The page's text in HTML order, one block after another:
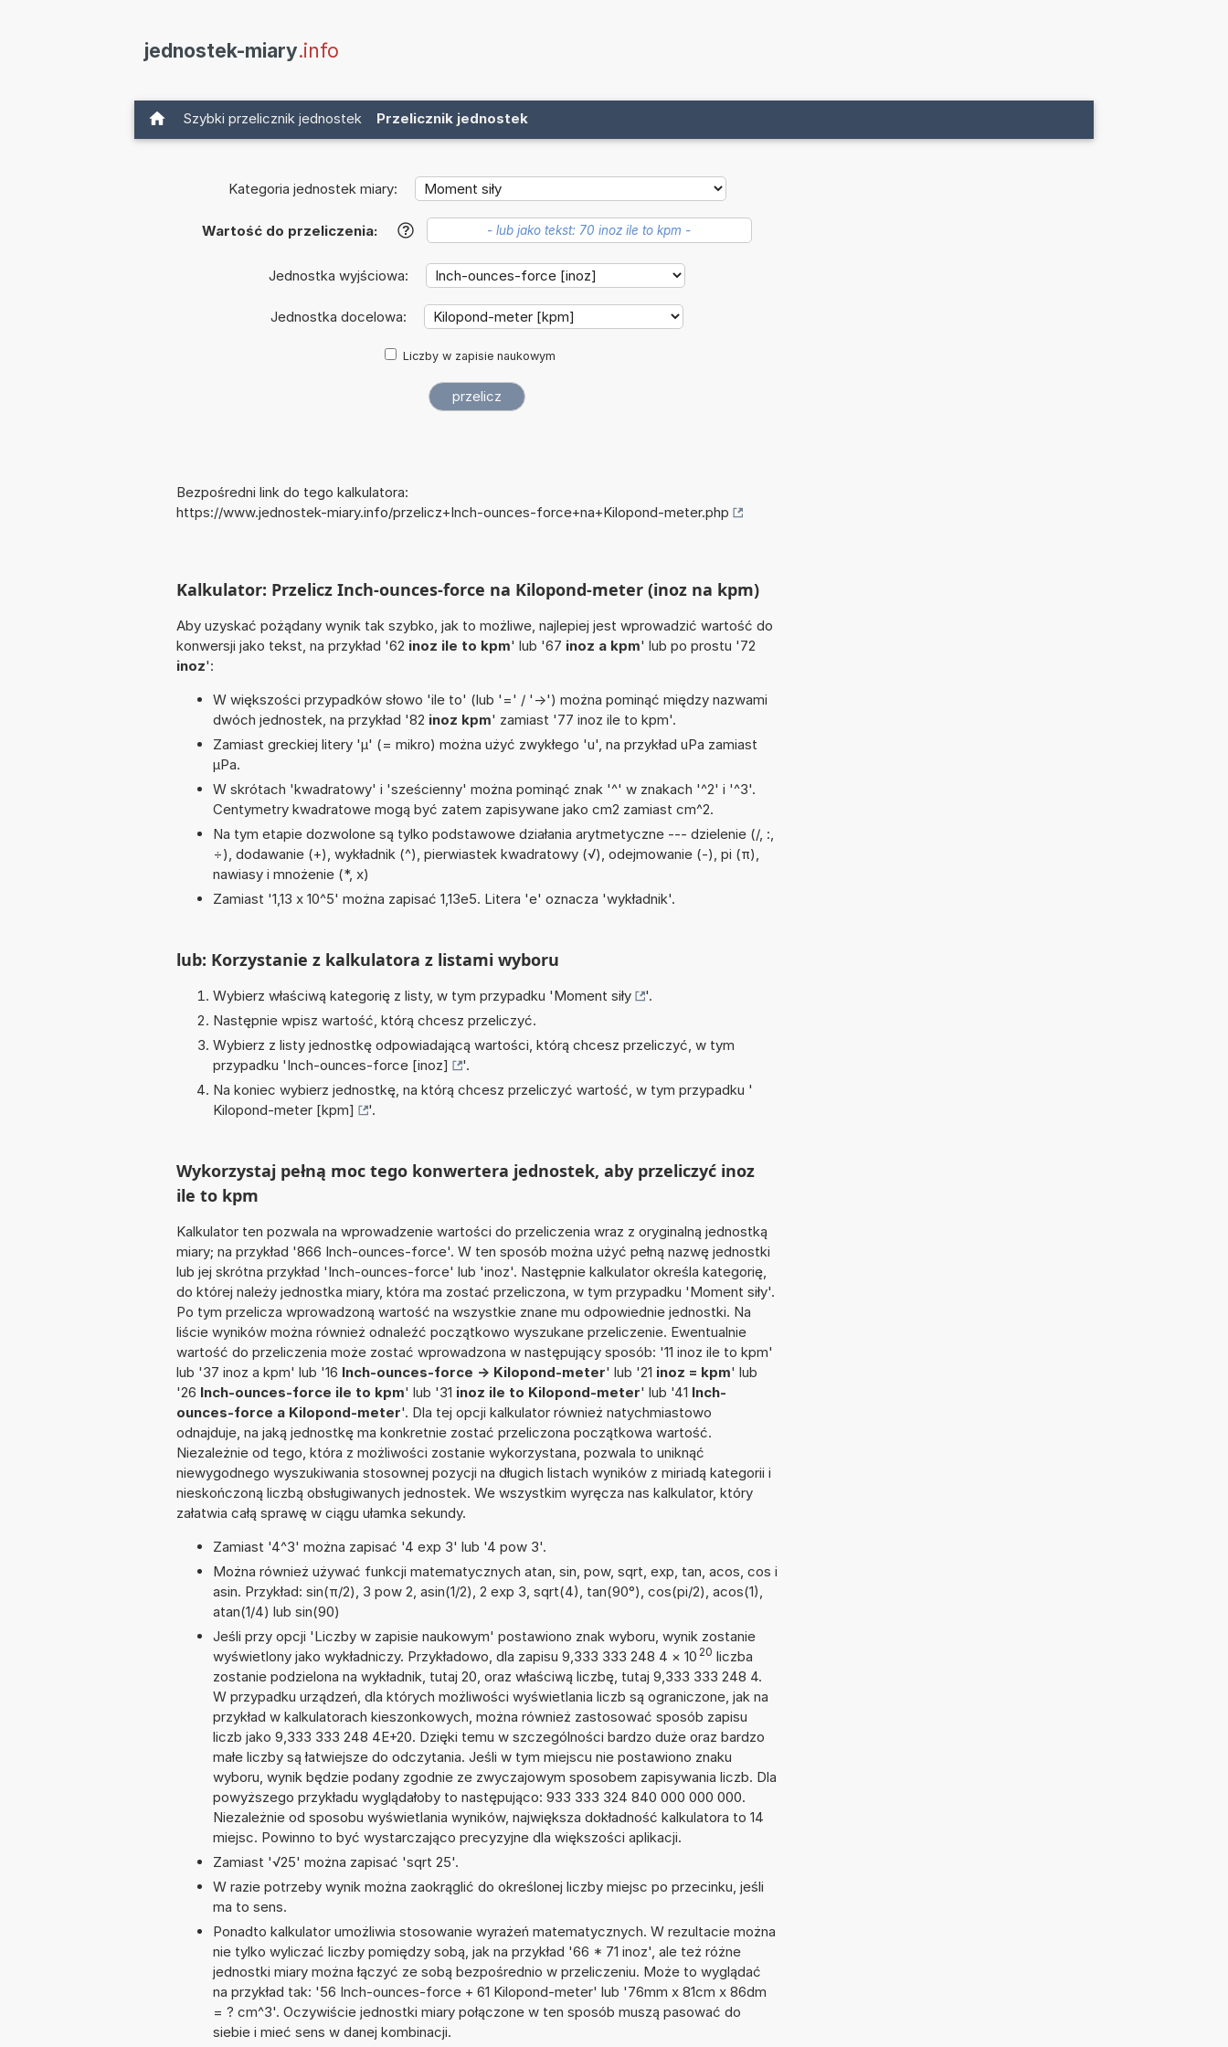
jednostek-miary.info
Szybki przelicznik jednostek Przelicznik jednostek
Kategoria jednostek miary:
Wartość do przeliczenia: ?
Jednostka wyjściowa:
Jednostka docelowa:
Liczby w zapisie naukowym
Bezpośredni link do tego kalkulatora:
https://www.jednostek-miary.info/przelicz+Inch-ounces-force+na+Kilopond-meter.php
Kalkulator: Przelicz Inch-ounces-force na Kilopond-meter (inoz na kpm)
Aby uzyskać pożądany wynik tak szybko, jak to możliwe, najlepiej jest wprowadzić wartość do
konwersji jako tekst, na przykład '62 inoz ile to kpm' lub '67 inoz a kpm' lub po prostu '72
inoz':
W większości przypadków słowo 'ile to' (lub '=' / '->') można pominąć między nazwami
dwóch jednostek, na przykład '82 inoz kpm' zamiast '77 inoz ile to kpm'.
Zamiast greckiej litery 'µ' (= mikro) można użyć zwykłego 'u', na przykład uPa zamiast
µPa.
W skrótach 'kwadratowy' i 'sześcienny' można pominąć znak '^' w znakach '^2' i '^3'.
Centymetry kwadratowe mogą być zatem zapisywane jako cm2 zamiast cm^2.
Na tym etapie dozwolone są tylko podstawowe działania arytmetyczne --- dzielenie (/, :,
÷), dodawanie (+), wykładnik (^), pierwiastek kwadratowy (√), odejmowanie (-), pi (π),
nawiasy i mnożenie (*, x)
Zamiast '1,13 x 10^5' można zapisać 1,13e5. Litera 'e' oznacza 'wykładnik'.
lub: Korzystanie z kalkulatora z listami wyboru
Wybierz właściwą kategorię z listy, w tym przypadku 'Moment siły
'.
Następnie wpisz wartość, którą chcesz przeliczyć.
Wybierz z listy jednostkę odpowiadającą wartości, którą chcesz przeliczyć, w tym
przypadku 'Inch-ounces-force [inoz]
'.
Na koniec wybierz jednostkę, na którą chcesz przeliczyć wartość, w tym przypadku '
Kilopond-meter [kpm]
'.
Wykorzystaj pełną moc tego konwertera jednostek, aby przeliczyć inoz
ile to kpm
Kalkulator ten pozwala na wprowadzenie wartości do przeliczenia wraz z oryginalną jednostką
miary; na przykład '866 Inch-ounces-force'. W ten sposób można użyć pełną nazwę jednostki
lub jej skrótna przykład 'Inch-ounces-force' lub 'inoz'. Następnie kalkulator określa kategorię,
do której należy jednostka miary, która ma zostać przeliczona, w tym przypadku 'Moment siły'.
Po tym przelicza wprowadzoną wartość na wszystkie znane mu odpowiednie jednostki. Na
liście wyników można również odnaleźć początkowo wyszukane przeliczenie. Ewentualnie
wartość do przeliczenia może zostać wprowadzona w następujący sposób: '11 inoz ile to kpm'
lub '37 inoz a kpm' lub '16 Inch-ounces-force -> Kilopond-meter' lub '21 inoz = kpm' lub
'26 Inch-ounces-force ile to kpm' lub '31 inoz ile to Kilopond-meter' lub '41 Inch-
ounces-force a Kilopond-meter'. Dla tej opcji kalkulator również natychmiastowo
odnajduje, na jaką jednostkę ma konkretnie zostać przeliczona początkowa wartość.
Niezależnie od tego, która z możliwości zostanie wykorzystana, pozwala to uniknąć
niewygodnego wyszukiwania stosownej pozycji na długich listach wyników z miriadą kategorii i
nieskończoną liczbą obsługiwanych jednostek. We wszystkim wyręcza nas kalkulator, który
załatwia całą sprawę w ciągu ułamka sekundy.
Zamiast '4^3' można zapisać '4 exp 3' lub '4 pow 3'.
Można również używać funkcji matematycznych atan, sin, pow, sqrt, exp, tan, acos, cos i
asin. Przykład: sin(π/2), 3 pow 2, asin(1/2), 2 exp 3, sqrt(4), tan(90°), cos(pi/2), acos(1),
atan(1/4) lub sin(90)
Jeśli przy opcji 'Liczby w zapisie naukowym' postawiono znak wyboru, wynik zostanie
wyświetlony jako wykładniczy. Przykładowo, dla zapisu 9,333 333 248 4 × 10 20 liczba
zostanie podzielona na wykładnik, tutaj 20, oraz właściwą liczbę, tutaj 9,333 333 248 4.
W przypadku urządzeń, dla których możliwości wyświetlania liczb są ograniczone, jak na
przykład w kalkulatorach kieszonkowych, można również zastosować sposób zapisu
liczb jako 9,333 333 248 4E+20. Dzięki temu w szczególności bardzo duże oraz bardzo
małe liczby są łatwiejsze do odczytania. Jeśli w tym miejscu nie postawiono znaku
wyboru, wynik będzie podany zgodnie ze zwyczajowym sposobem zapisywania liczb. Dla
powyższego przykładu wyglądałoby to następująco: 933 333 324 840 000 000 000.
Niezależnie od sposobu wyświetlania wyników, największa dokładność kalkulatora to 14
miejsc. Powinno to być wystarczająco precyzyjne dla większości aplikacji.
Zamiast '√25' można zapisać 'sqrt 25'.
W razie potrzeby wynik można zaokrąglić do określonej liczby miejsc po przecinku, jeśli
ma to sens.
Ponadto kalkulator umożliwia stosowanie wyrażeń matematycznych. W rezultacie można
nie tylko wyliczać liczby pomiędzy sobą, jak na przykład '66 * 71 inoz', ale też różne
jednostki miary można łączyć ze sobą bezpośrednio w przeliczeniu. Może to wyglądać
na przykład tak: '56 Inch-ounces-force + 61 Kilopond-meter' lub '76mm x 81cm x 86dm
= ? cm^3'. Oczywiście jednostki miary połączone w ten sposób muszą pasować do
siebie i mieć sens w danej kombinacji.